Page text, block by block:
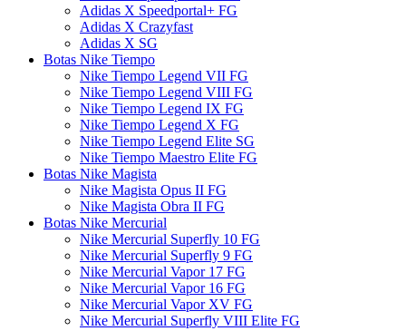
Adidas X Speedportal+ FG
Adidas X Crazyfast
Adidas X SG
Botas Nike Tiempo
Nike Tiempo Legend VII FG
Nike Tiempo Legend VIII FG
Nike Tiempo Legend IX FG
Nike Tiempo Legend X FG
Nike Tiempo Legend Elite SG
Nike Tiempo Maestro Elite FG
Botas Nike Magista
Nike Magista Opus II FG
Nike Magista Obra II FG
Botas Nike Mercurial
Nike Mercurial Superfly 10 FG
Nike Mercurial Superfly 9 FG
Nike Mercurial Vapor 17 FG
Nike Mercurial Vapor 16 FG
Nike Mercurial Vapor XV FG
Nike Mercurial Superfly VIII Elite FG